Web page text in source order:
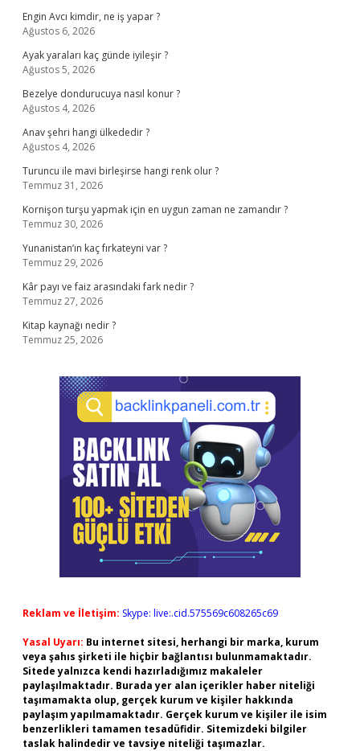
Engin Avcı kimdir, ne iş yapar ?
Ağustos 6, 2026
Ayak yaraları kaç günde iyileşir ?
Ağustos 5, 2026
Bezelye dondurucuya nasıl konur ?
Ağustos 4, 2026
Anav şehri hangi ülkededir ?
Ağustos 4, 2026
Turuncu ile mavi birleşirse hangi renk olur ?
Temmuz 31, 2026
Kornişon turşu yapmak için en uygun zaman ne zamandır ?
Temmuz 30, 2026
Yunanistan’ın kaç fırkateyni var ?
Temmuz 29, 2026
Kâr payı ve faiz arasındaki fark nedir ?
Temmuz 27, 2026
Kitap kaynağı nedir ?
Temmuz 25, 2026
Reklam ve İletişim: Skype: live:.cid.575569c608265c69
Yasal Uyarı: Bu internet sitesi, herhangi bir marka, kurum
veya şahıs şirketi ile hiçbir bağlantısı bulunmamaktadır.
Sitede yalnızca kendi hazırladığımız makaleler
paylaşılmaktadır. Burada yer alan içerikler haber niteliği
taşımamakta olup, gerçek kurum ve kişiler hakkında
paylaşım yapılmamaktadır. Gerçek kurum ve kişiler ile isim
benzerlikleri tamamen tesadüfidir. Sitemizdeki bilgiler
taslak halindedir ve tavsiye niteliği taşımazlar.